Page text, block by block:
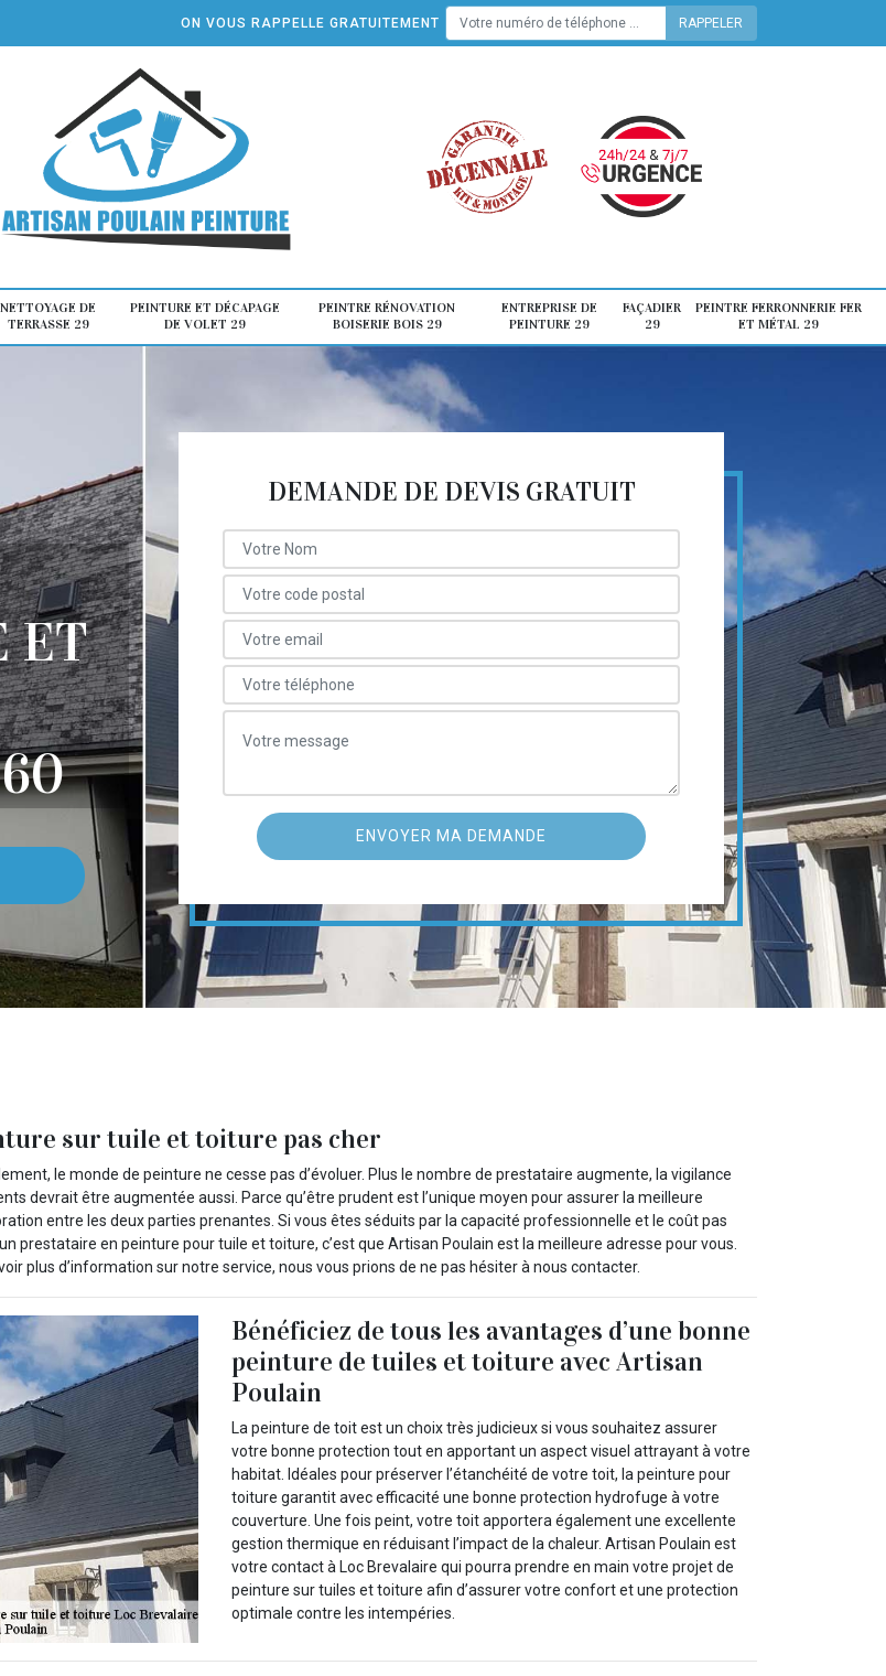
ON VOUS RAPPELLE GRATUITEMENT
NETTOYAGE DE
TERRASSE 29
PEINTURE ET DÉCAPAGE
DE VOLET 29
PEINTRE RÉNOVATION
BOISERIE BOIS 29
ENTREPRISE DE
PEINTURE 29
FAÇADIER
29
PEINTRE FERRONNERIE FER
ET MÉTAL 29
ET
DEMANDE DE DEVIS GRATUIT
sur tuile et toiture pas cher
le monde de peinture ne cesse pas d’évoluer. Plus le nombre de prestataire augmente, la vigilance
devrait être augmentée aussi. Parce qu’être prudent est l’unique moyen pour assurer la meilleure
entre les deux parties prenantes. Si vous êtes séduits par la capacité professionnelle et le coût pas
prestataire en peinture pour tuile et toiture, c’est que Artisan Poulain est la meilleure adresse pour vous.
plus d’information sur notre service, nous vous prions de ne pas hésiter à nous contacter.
Bénéficiez de tous les avantages d’une bonne
peinture de tuiles et toiture avec Artisan
Poulain
La peinture de toit est un choix très judicieux si vous souhaitez assurer
votre bonne protection tout en apportant un aspect visuel attrayant à votre
habitat. Idéales pour préserver l’étanchéité de votre toit, la peinture pour
toiture garantit avec efficacité une bonne protection hydrofuge à votre
couverture. Une fois peint, votre toit apportera également une excellente
gestion thermique en réduisant l’impact de la chaleur. Artisan Poulain est
votre contact à Loc Brevalaire qui pourra prendre en main votre projet de
peinture sur tuiles et toiture afin d’assurer votre confort et une protection
optimale contre les intempéries.